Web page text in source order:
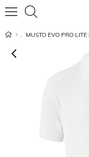
MUSTO EVO PRO